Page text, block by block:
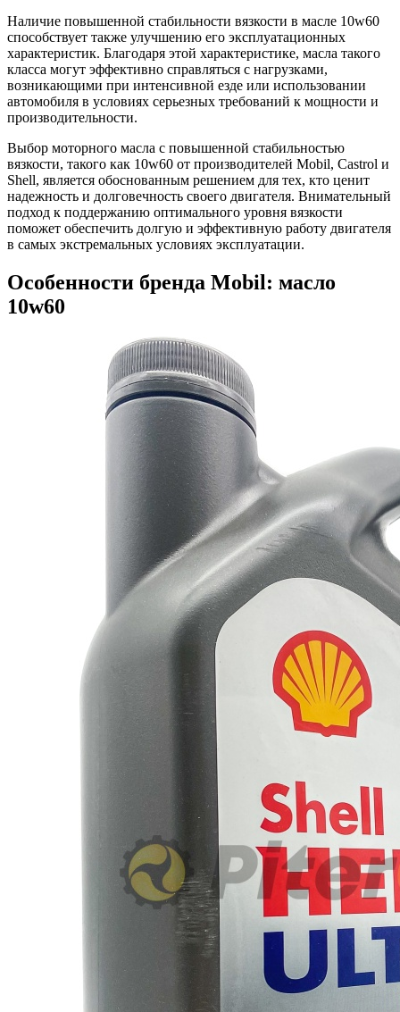
Наличие повышенной стабильности вязкости в масле 10w60
способствует также улучшению его эксплуатационных
характеристик. Благодаря этой характеристике, масла такого
класса могут эффективно справляться с нагрузками,
возникающими при интенсивной езде или использовании
автомобиля в условиях серьезных требований к мощности и
производительности.
Выбор моторного масла с повышенной стабильностью
вязкости, такого как 10w60 от производителей Mobil, Castrol и
Shell, является обоснованным решением для тех, кто ценит
надежность и долговечность своего двигателя. Внимательный
подход к поддержанию оптимального уровня вязкости
поможет обеспечить долгую и эффективную работу двигателя
в самых экстремальных условиях эксплуатации.
Особенности бренда Mobil: масло
10w60